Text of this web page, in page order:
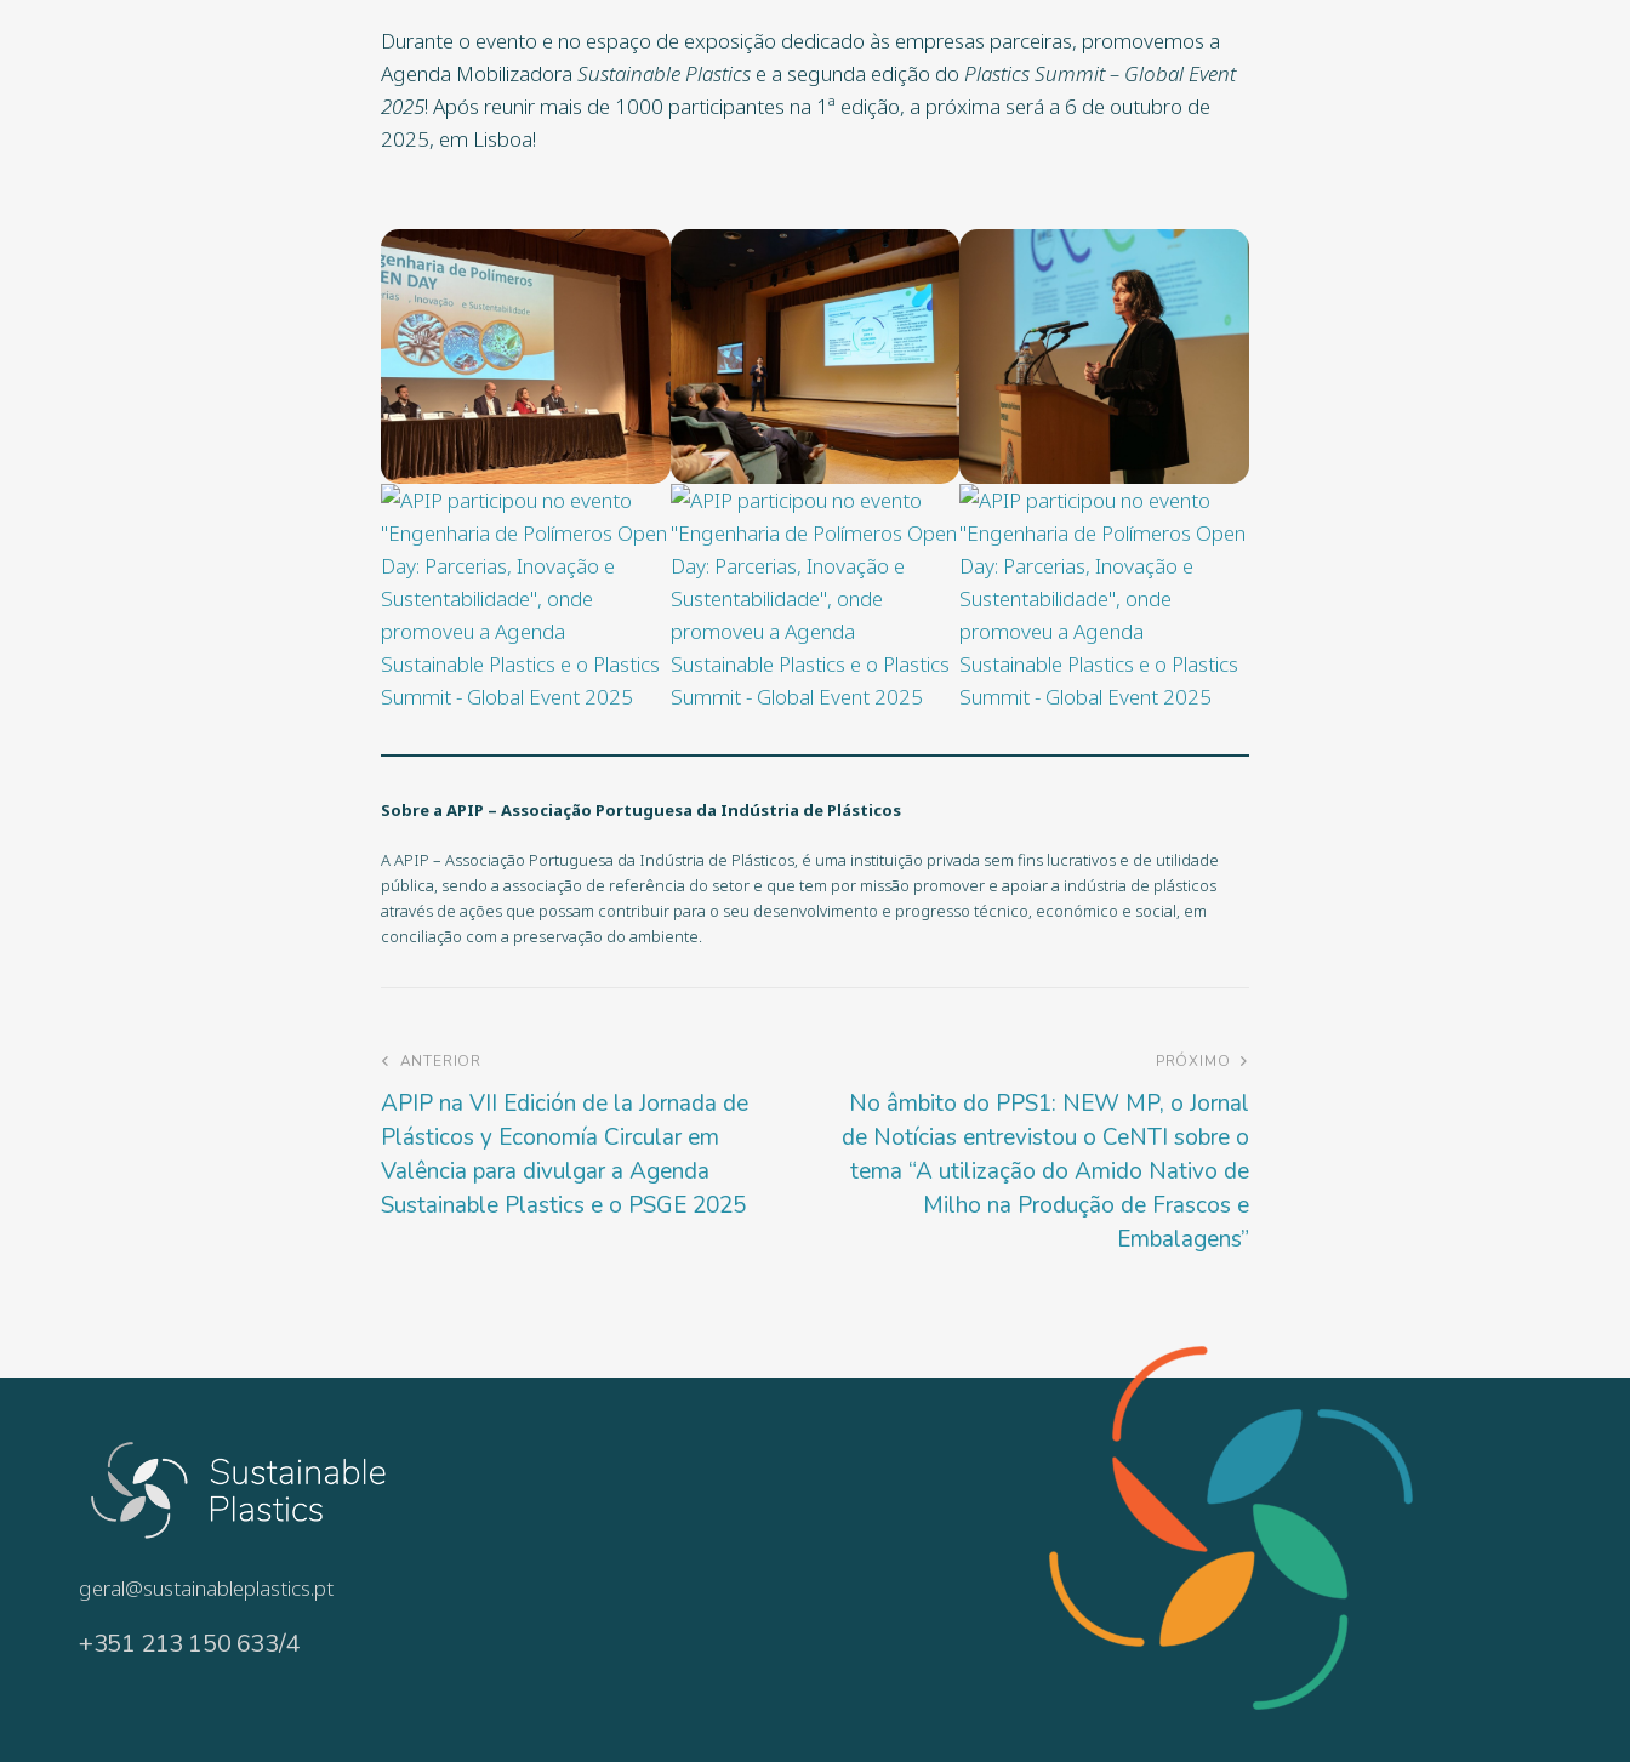
Durante o evento e no espaço de exposição dedicado às empresas parceiras, promovemos a
Agenda Mobilizadora Sustainable Plasticse a segunda edição do Plastics Summit – Global Event
2025! Após reunir mais de 1000 participantes na 1ª edição, a próxima será a 6 de outubro de
2025, em Lisboa!
Sobre a APIP – Associação Portuguesa da Indústria de Plásticos
A APIP – Associação Portuguesa da Indústria de Plásticos, é uma instituição privada sem fins lucrativos e de utilidade
pública, sendo a associação de referência do setor e que tem por missão promover e apoiar a indústria de plásticos
através de ações que possam contribuir para o seu desenvolvimento e progresso técnico, económico e social, em
conciliação com a preservação do ambiente.
ANTERIOR
APIP na VII Edición de la Jornada de
Plásticos y Economía Circular em
Valência para divulgar a Agenda
Sustainable Plastics e o PSGE 2025
PRÓXIMO
No âmbito do PPS1: NEW MP, o Jornal
de Notícias entrevistou o CeNTI sobre o
tema “A utilização do Amido Nativo de
Milho na Produção de Frascos e
Embalagens”
geral@sustainableplastics.pt
+351 213 150 633/4